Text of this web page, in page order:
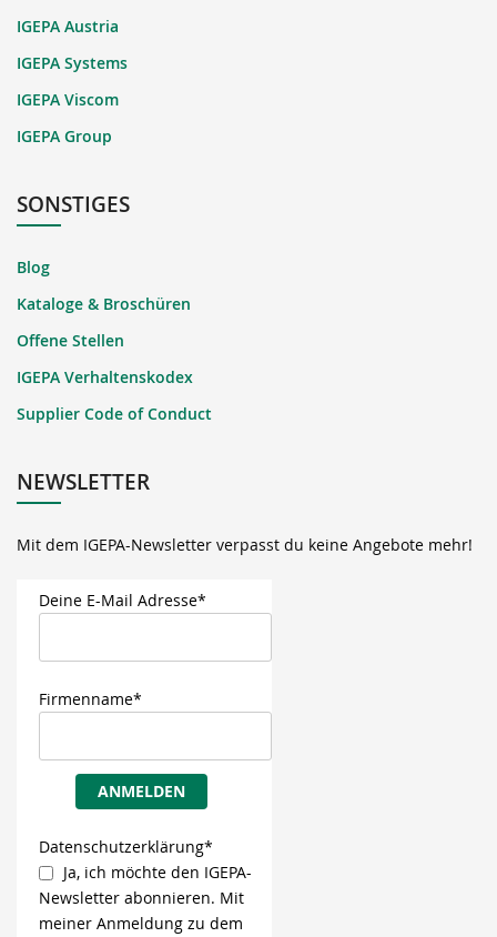
IGEPA Austria
IGEPA Systems
IGEPA Viscom
IGEPA Group
SONSTIGES
Blog
Kataloge & Broschüren
Offene Stellen
IGEPA Verhaltenskodex
Supplier Code of Conduct
NEWSLETTER
Mit dem IGEPA-Newsletter verpasst du keine Angebote mehr!
Deine E-Mail Adresse*
Firmenname*
ANMELDEN
Datenschutzerklärung*
Ja, ich möchte den IGEPA-
Newsletter abonnieren. Mit
meiner Anmeldung zu dem